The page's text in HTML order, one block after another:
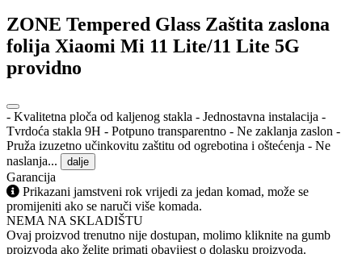
ZONE Tempered Glass Zaštita zaslona
folija Xiaomi Mi 11 Lite/11 Lite 5G
providno
- Kvalitetna ploča od kaljenog stakla - Jednostavna instalacija -
Tvrdoća stakla 9H - Potpuno transparentno - Ne zaklanja zaslon -
Pruža izuzetno učinkovitu zaštitu od ogrebotina i oštećenja - Ne
naslanja...
dalje
Garancija
Prikazani jamstveni rok vrijedi za jedan komad, može se
promijeniti ako se naruči više komada.
NEMA NA SKLADIŠTU
Ovaj proizvod trenutno nije dostupan, molimo kliknite na gumb
proizvoda ako želite primati obavijest o dolasku proizvoda.